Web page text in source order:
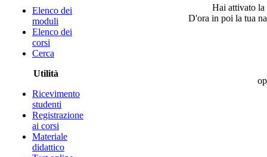
Elenco dei
moduli
Elenco dei
corsi
Cerca
Utilità
Ricevimento
studenti
Registrazione
ai corsi
Materiale
didattico
Hai attivato la
D'ora in poi la tua